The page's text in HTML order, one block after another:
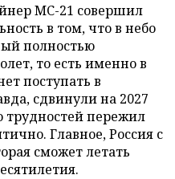
МС-21 совершил
в том, что в небо
полностью
то есть именно в
поступать в
сдвинули на 2027
трудностей пережил
Главное, Россия с
сможет летать